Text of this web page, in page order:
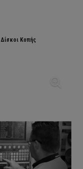
Δίσκοι Κοπής